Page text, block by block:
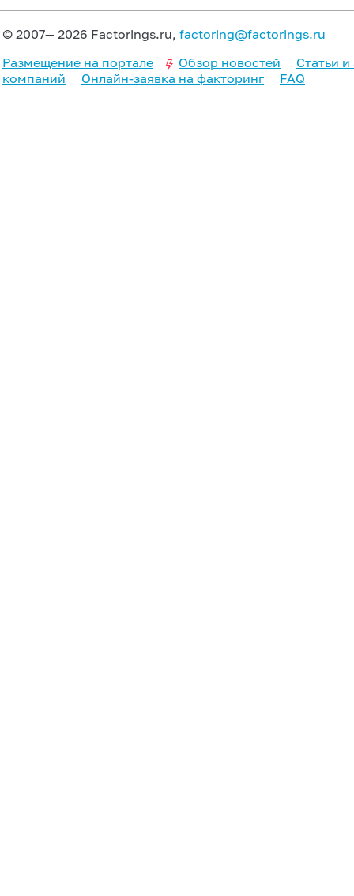
© 2007— 2026 Factorings.ru, factoring@factorings.ru
Размещение на портале
Обзор новостей
Статьи
компаний
Онлайн-заявка на факторинг FAQ